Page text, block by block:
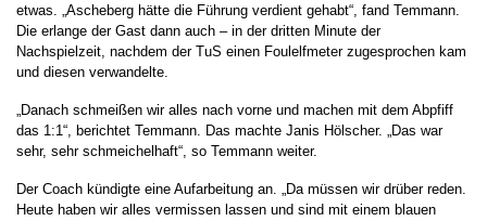
etwas. „Ascheberg hätte die Führung verdient gehabt“, fand Temmann.
Die erlange der Gast dann auch – in der dritten Minute der
Nachspielzeit, nachdem der TuS einen Foulelfmeter zugesprochen kam
und diesen verwandelte.
„Danach schmeißen wir alles nach vorne und machen mit dem Abpfiff
das 1:1“, berichtet Temmann. Das machte Janis Hölscher. „Das war
sehr, sehr schmeichelhaft“, so Temmann weiter.
Der Coach kündigte eine Aufarbeitung an. „Da müssen wir drüber reden.
Heute haben wir alles vermissen lassen und sind mit einem blauen